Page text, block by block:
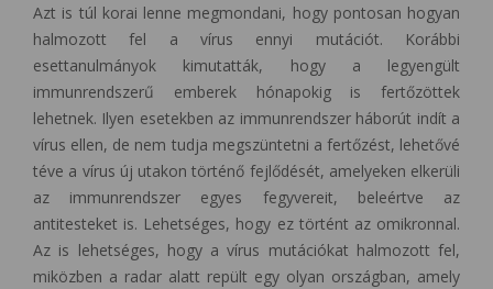
Azt is túl korai lenne megmondani, hogy pontosan hogyan
halmozott fel a vírus ennyi mutációt. Korábbi
esettanulmányok kimutatták, hogy a legyengült
immunrendszerű emberek hónapokig is fertőzöttek
lehetnek. Ilyen esetekben az immunrendszer háborút indít a
vírus ellen, de nem tudja megszüntetni a fertőzést, lehetővé
téve a vírus új utakon történő fejlődését, amelyeken elkerüli
az immunrendszer egyes fegyvereit, beleértve az
antitesteket is. Lehetséges, hogy ez történt az omikronnal.
Az is lehetséges, hogy a vírus mutációkat halmozott fel,
miközben a radar alatt repült egy olyan országban, amely